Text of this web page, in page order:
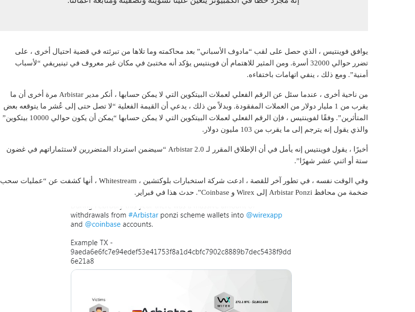
يوافق فوينتيس ، الذي حصل على لقب “مادوف الأسباني” بعد محاكمته وما تلاها من تبرئته في قضية احتيال أخرى ، على
تضرر حوالي 32000 أسرة. ومن المثير للاهتمام أن فوينتيس يؤكد أنه مختبئ في مكان غير معروف في تينيريفي “لأسباب
أمنية”. ومع ذلك ، ينفي اتهامات باختفاءه.
من ناحية أخرى ، عندما سئل عن الرقم الفعلي لعملات البيتكوين التي لا يمكن حسابها ، أنكر مدير Arbistar مرة أخرى أن ما
يقرب من 1 مليار دولار من العملات المفقودة. وبدلاً من ذلك ، يدعي أن القيمة الفعلية “لا تصل حتى إلى عُشر ما يتوقعه بعض
المتأثرين”. وفقًا لفوينتيس ، فإن الرقم الفعلي لعملات البيتكوين التي لا يمكن حسابها “يمكن أن يكون حوالي 10000 بيتكوين”
والذي يقول إنه يترجم إلى ما يقرب من 103 مليون دولار.
أخيرًا ، يقول فوينتيس إنه يأمل في أن الإطلاق المقرر لـ Arbistar 2.0 “سيضمن استرداد المتضررين لاستثماراتهم في غضون
ستة أو اثني عشر شهرًا”.
وفي الوقت نفسه ، في تطور آخر للقصة ، ادعت شركة استخبارات بلوكتشين ، Whitestream ، أنها كشفت عن “عمليات سحب
ضخمة من محافظ Arbistar Ponzi إلى Wirex و Coinbase”. حدث هذا في فبراير.